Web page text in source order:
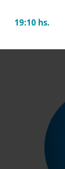
19:10 hs.